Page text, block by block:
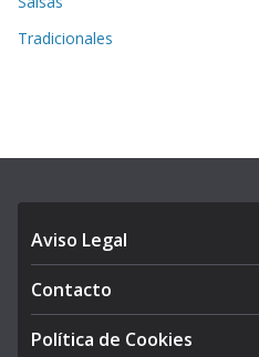
Tradicionales
Aviso Legal
Contacto
Política de Cookies